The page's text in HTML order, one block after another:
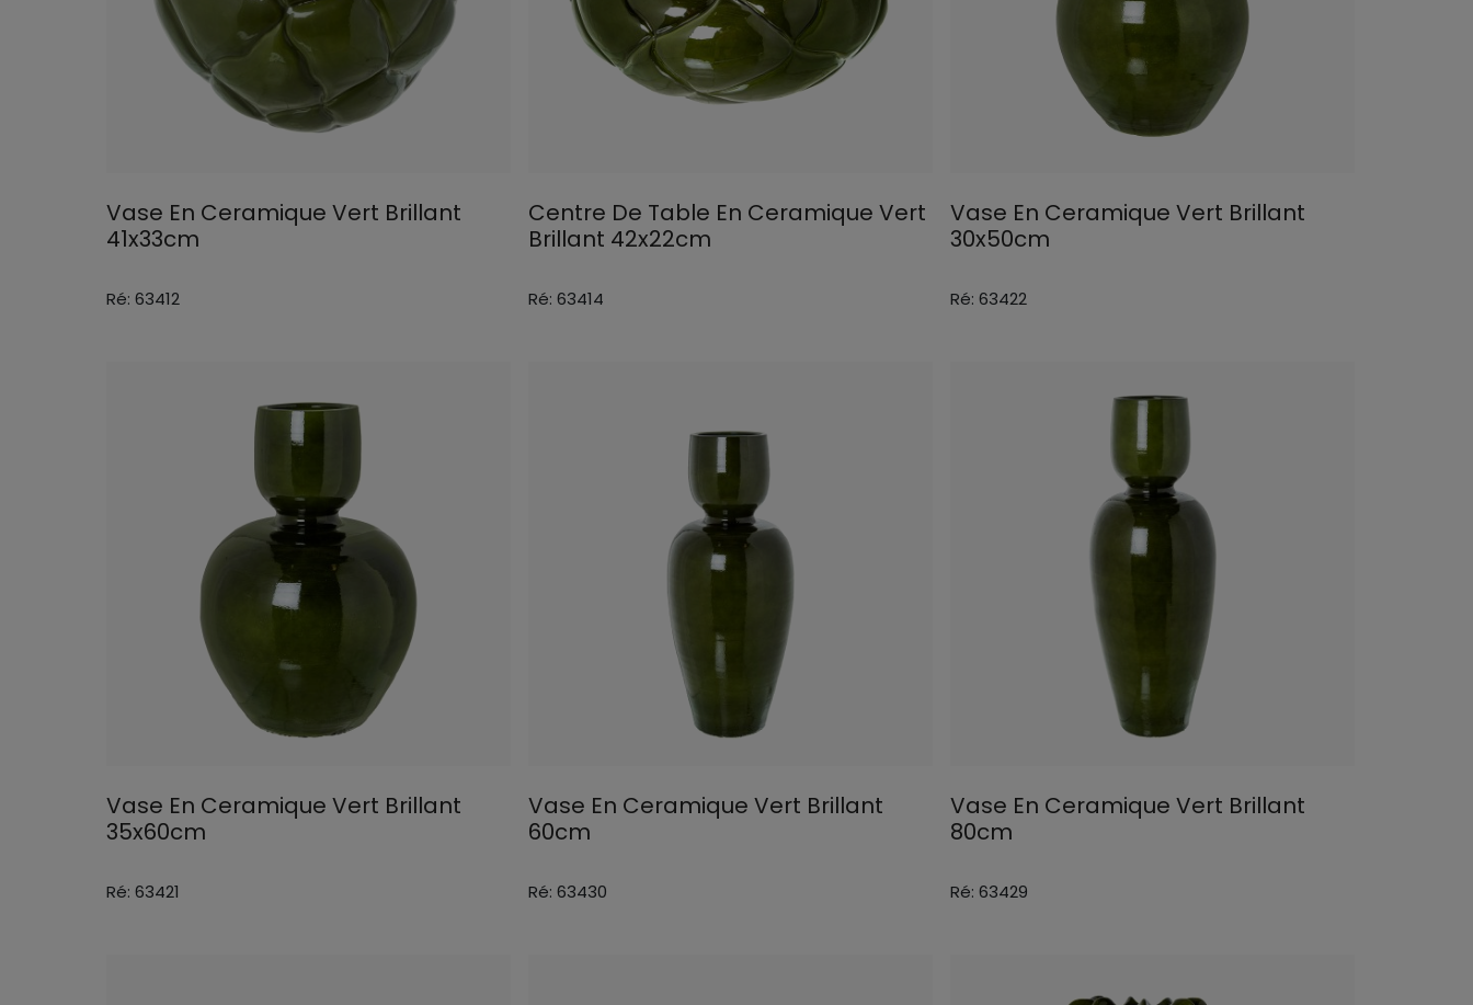
Vase En Ceramique Vert Brillant
41x33cm
Ré: 63412
Centre De Table En Ceramique Vert
Brillant 42x22cm
Ré: 63414
Vase En Ceramique Vert Brillant
30x50cm
Ré: 63422
Vase En Ceramique Vert Brillant
35x60cm
Ré: 63421
Vase En Ceramique Vert Brillant
60cm
Ré: 63430
Vase En Ceramique Vert Brillant
80cm
Ré: 63429